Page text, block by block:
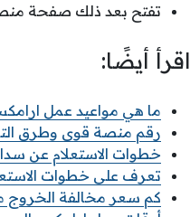
تفتح بعد ذلك صفحة
اقرأ أيضًا:
ما هي مواعيد عمل
رقم منصة قوى وطرق
خطوات الاستعلام عن
تعرف على خطوات
كم سعر مخالفة الخروج